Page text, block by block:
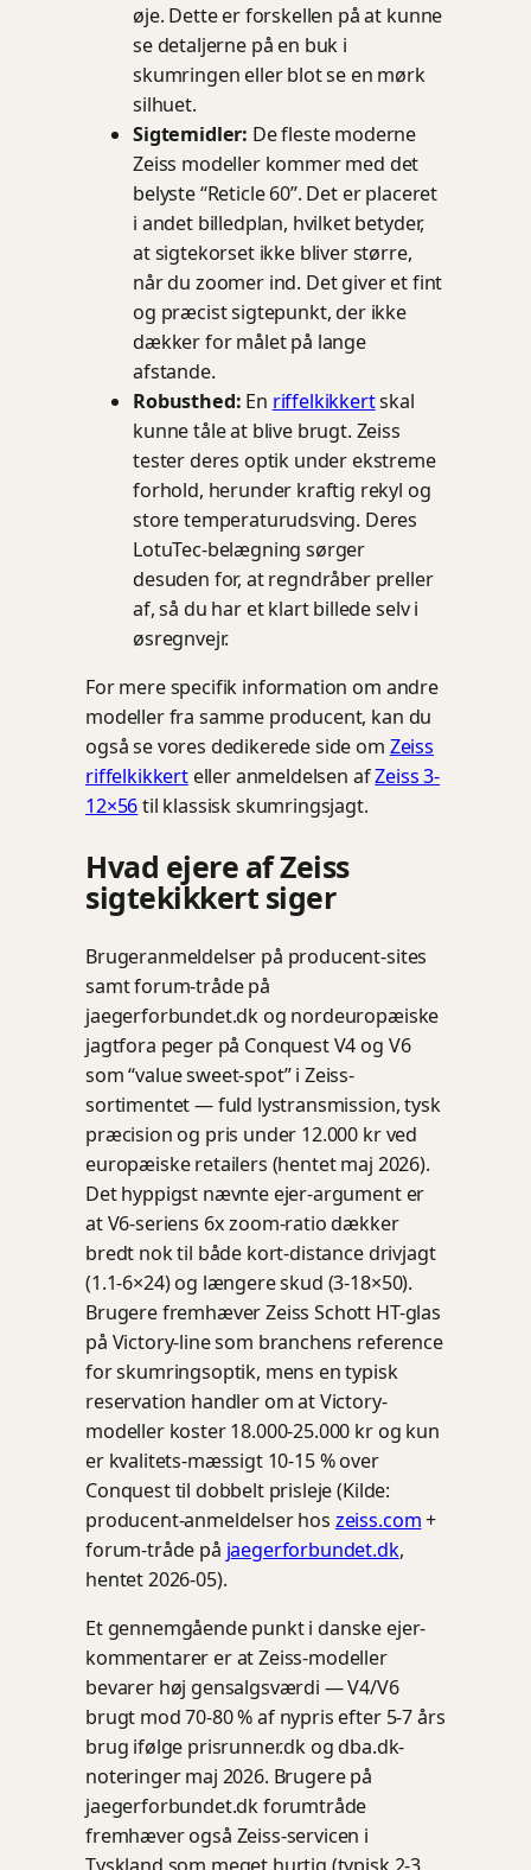
øje. Dette er forskellen på at kunne
se detaljerne på en buk i
skumringen eller blot se en mørk
silhuet.
Sigtemidler: De fleste moderne
Zeiss modeller kommer med det
belyste “Reticle 60”. Det er placeret
i andet billedplan, hvilket betyder,
at sigtekorset ikke bliver større,
når du zoomer ind. Det giver et fint
og præcist sigtepunkt, der ikke
dækker for målet på lange
afstande.
Robusthed: En riffelkikkertskal
kunne tåle at blive brugt. Zeiss
tester deres optik under ekstreme
forhold, herunder kraftig rekyl og
store temperaturudsving. Deres
LotuTec-belægning sørger
desuden for, at regndråber preller
af, så du har et klart billede selv i
øsregnvejr.
For mere specifik information om andre
modeller fra samme producent, kan du
også se vores dedikerede side om Zeiss
riffelkikkerteller anmeldelsen afZeiss 3-
12×56til klassisk skumringsjagt.
Hvad ejere af Zeiss
sigtekikkert siger
Brugeranmeldelser på producent-sites
samt forum-tråde på
jaegerforbundet.dk og nordeuropæiske
jagtfora peger på Conquest V4 og V6
som “value sweet-spot” i Zeiss-
sortimentet — fuld lystransmission, tysk
præcision og pris under 12.000 kr ved
europæiske retailers (hentet maj 2026).
Det hyppigst nævnte ejer-argument er
at V6-seriens 6x zoom-ratio dækker
bredt nok til både kort-distance drivjagt
(1.1-6×24) og længere skud (3-18×50).
Brugere fremhæver Zeiss Schott HT-glas
på Victory-line som branchens reference
for skumringsoptik, mens en typisk
reservation handler om at Victory-
modeller koster 18.000-25.000 kr og kun
er kvalitets-mæssigt 10-15 % over
Conquest til dobbelt prisleje (Kilde:
producent-anmeldelser hos zeiss.com+
forum-tråde på jaegerforbundet.dk,
hentet 2026-05).
Et gennemgående punkt i danske ejer-
kommentarer er at Zeiss-modeller
bevarer høj gensalgsværdi — V4/V6
brugt mod 70-80 % af nypris efter 5-7 års
brug ifølge prisrunner.dk og dba.dk-
noteringer maj 2026. Brugere på
jaegerforbundet.dk forumtråde
fremhæver også Zeiss-servicen i